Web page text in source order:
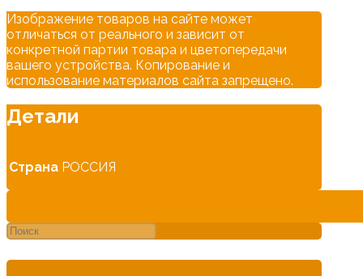
Изображение товаров на сайте может
отличаться от реального и зависит от
конкретной партии товара и цветопередачи
вашего устройства. Копирование и
использование материалов сайта запрещено.
Детали
Страна РОССИЯ